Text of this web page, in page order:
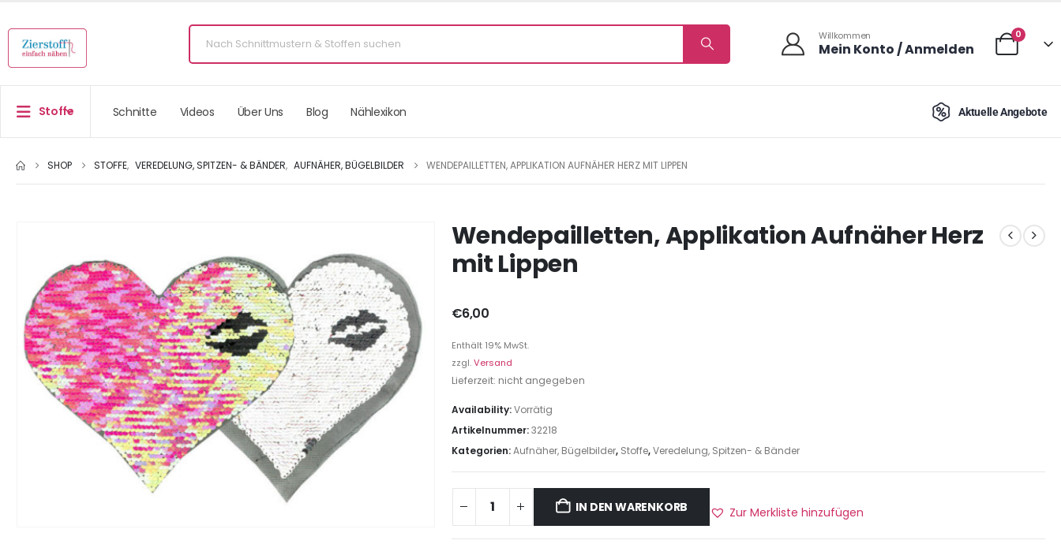
Willkommen
Mein Konto / Anmelden
0
Stoffe Schnitte Videos Über Uns Blog Nählexikon Aktuelle Angebote
SHOP STOFFE, VEREDELUNG, SPITZEN- & BÄNDER, AUFNÄHER, BÜGELBILDER WENDEPAILLETTEN, APPLIKATION AUFNÄHER HERZ MIT LIPPEN
Wendepailletten, Applikation Aufnäher Herz
mit Lippen
€6,00
Enthält 19% MwSt.
zzgl.Versand
Lieferzeit: nicht angegeben
Availability:Vorrätig
Artikelnummer:32218
Kategorien:Aufnäher, Bügelbilder, Stoffe,Veredelung, Spitzen- & Bänder
IN DEN WARENKORB Zur Merkliste hinzufügen